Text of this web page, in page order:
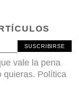
SUSCRIBIRSE
vale la pena
quieras. Política